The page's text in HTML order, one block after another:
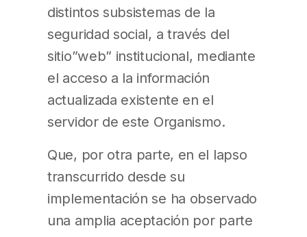
distintos subsistemas de la
seguridad social, a través del
sitio”web” institucional, mediante
el acceso a la información
actualizada existente en el
servidor de este Organismo.
Que, por otra parte, en el lapso
transcurrido desde su
implementación se ha observado
una amplia aceptación por parte